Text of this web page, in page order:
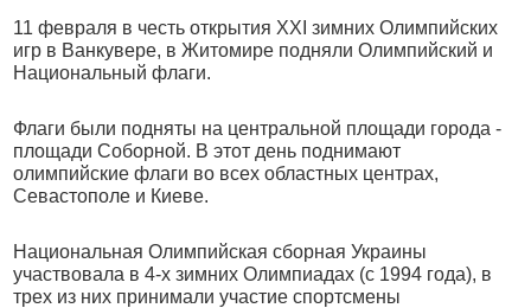
11 февраля в честь открытия ХХІ зимних Олимпийских
игр в Ванкувере, в Житомире подняли Олимпийский и
Национальный флаги.
Флаги были подняты на центральной площади города -
площади Соборной. В этот день поднимают
олимпийские флаги во всех областных центрах,
Севастополе и Киеве.
Национальная Олимпийская сборная Украины
участвовала в 4-х зимних Олимпиадах (с 1994 года), в
трех из них принимали участие спортсмены